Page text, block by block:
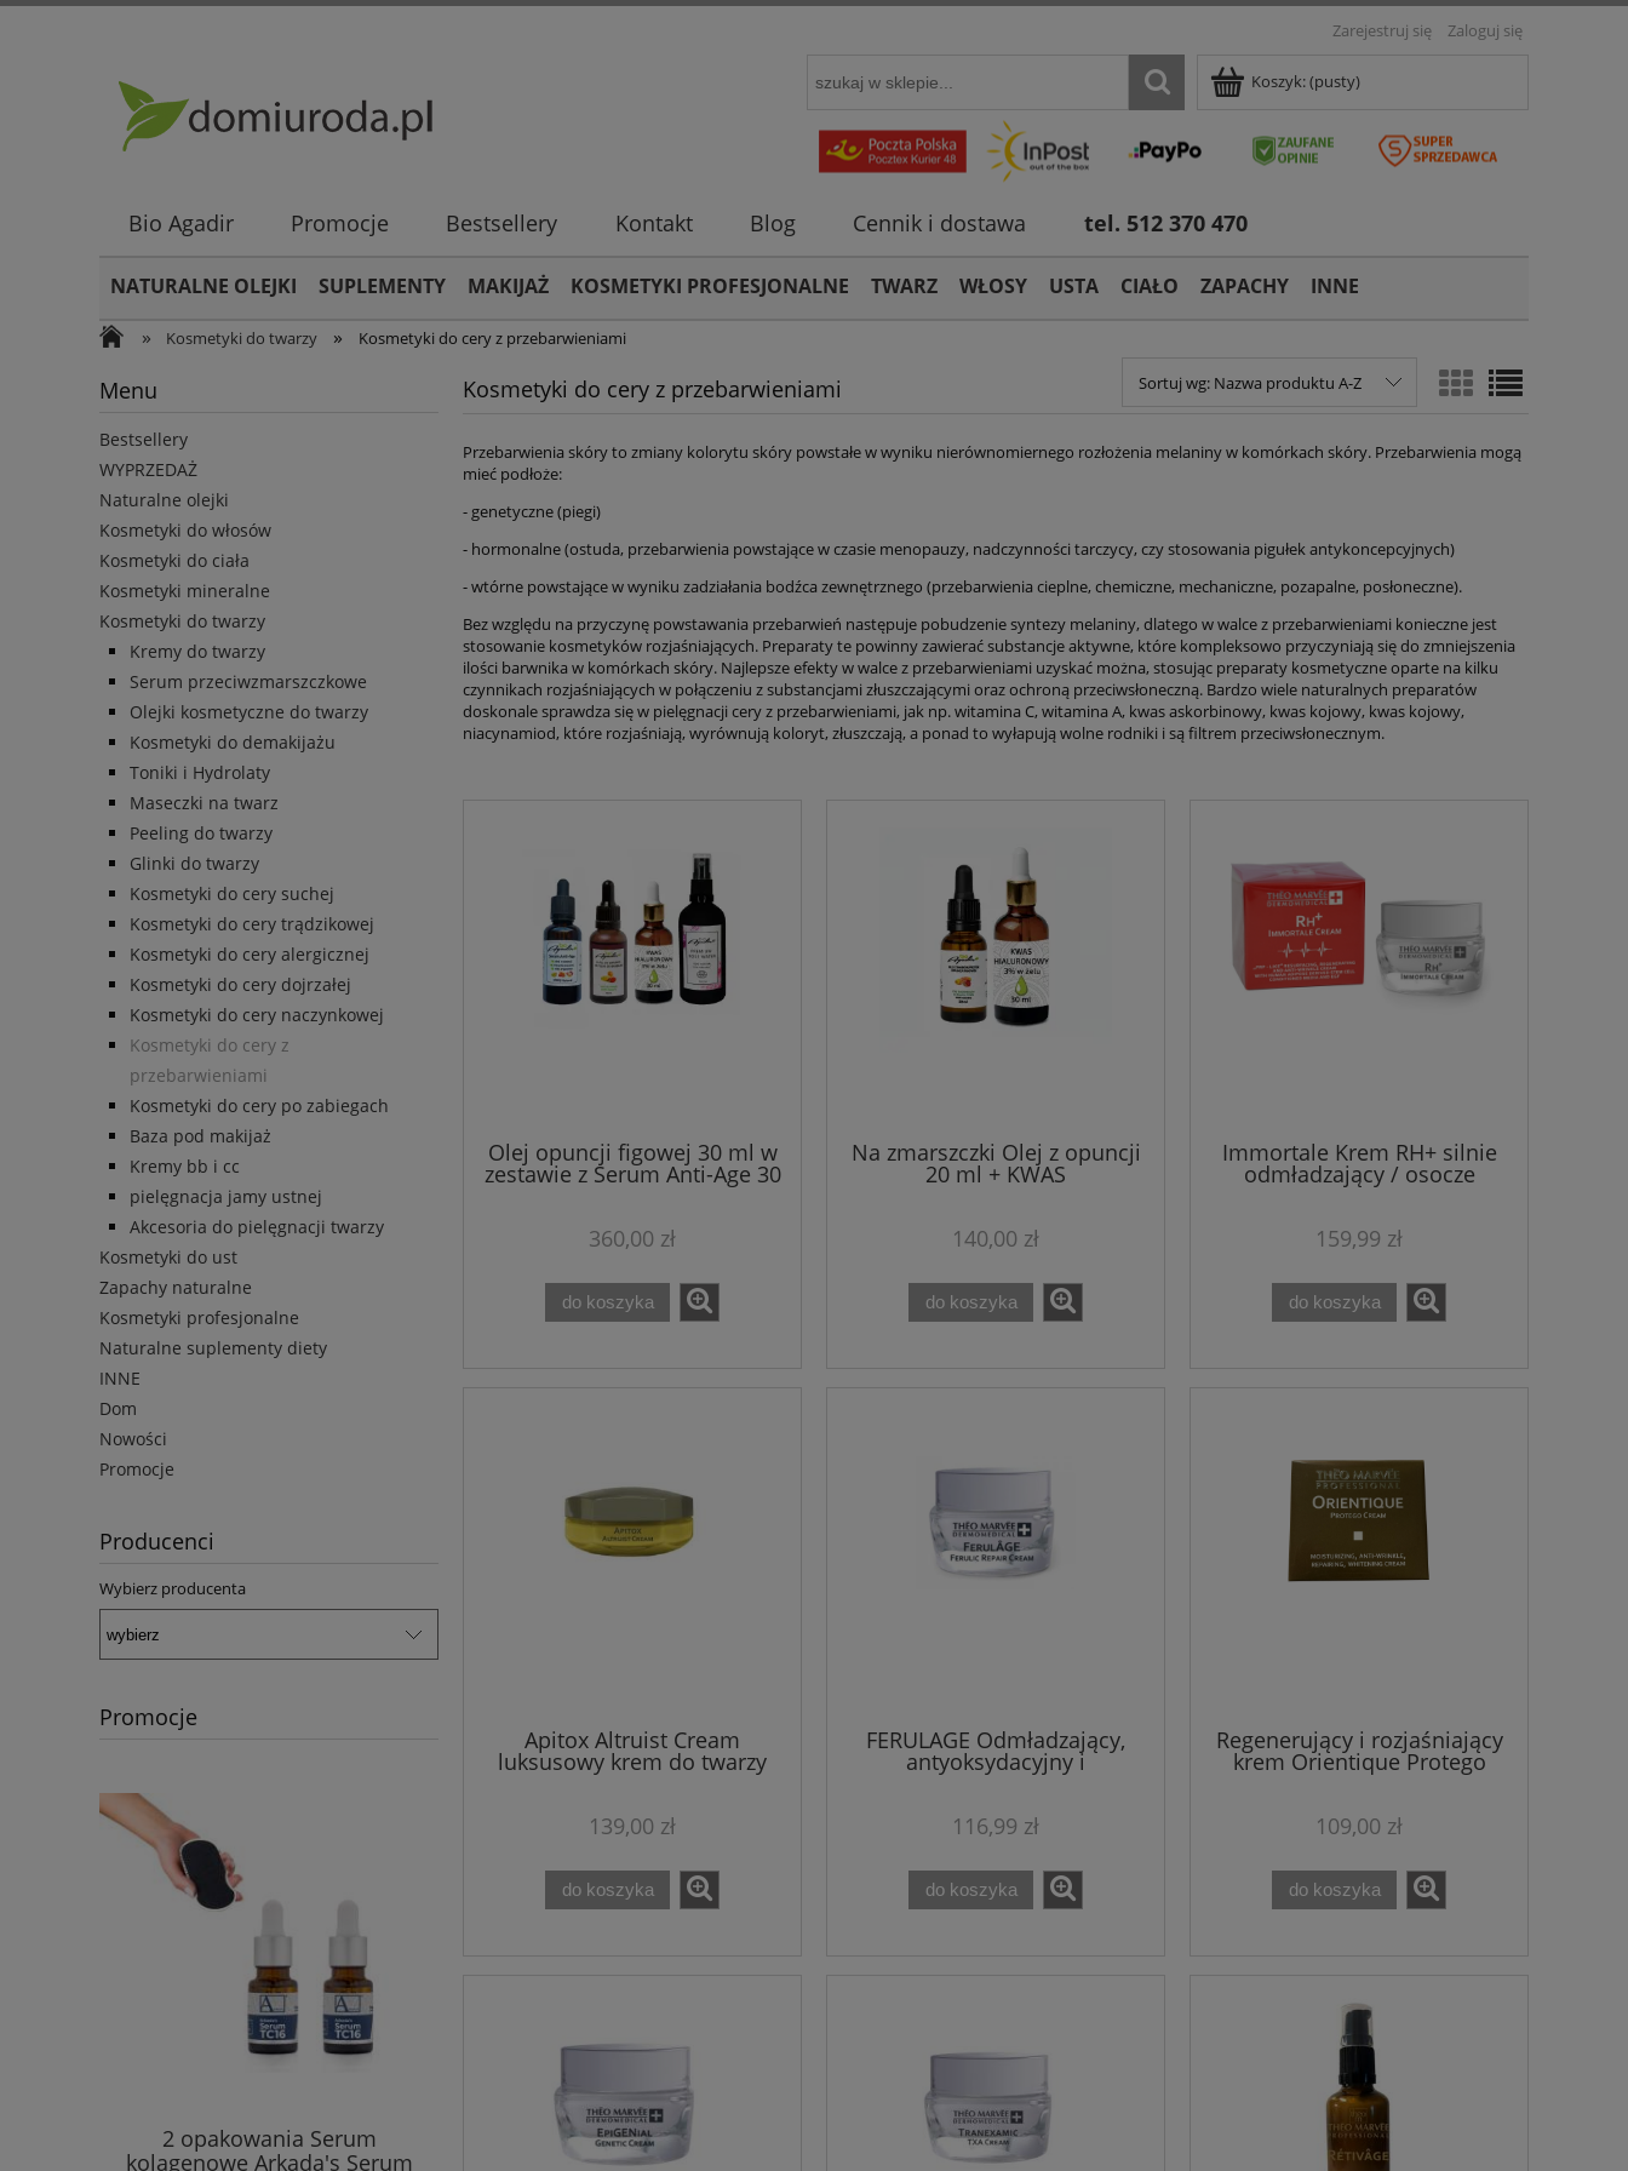
Zarejestruj się Zaloguj się
Koszyk:(pusty)
Bio Agadir Promocje Bestsellery Kontakt Blog Cennik i dostawa tel. 512 370 470
NATURALNE OLEJKI SUPLEMENTY MAKIJAŻ KOSMETYKI PROFESJONALNE TWARZ WŁOSY USTA CIAŁO ZAPACHY
INNE
»
Kosmetyki do twarzy » Kosmetyki do cery z przebarwieniami
Menu
Bestsellery
WYPRZEDAŻ
Naturalne olejki
Kosmetyki do włosów
Kosmetyki do ciała
Kosmetyki mineralne
Kosmetyki do twarzy
Kremy do twarzy
Serum przeciwzmarszczkowe
Olejki kosmetyczne do twarzy
Kosmetyki do demakijażu
Toniki i Hydrolaty
Maseczki na twarz
Peeling do twarzy
Glinki do twarzy
Kosmetyki do cery suchej
Kosmetyki do cery trądzikowej
Kosmetyki do cery alergicznej
Kosmetyki do cery dojrzałej
Kosmetyki do cery naczynkowej
Kosmetyki do cery z
przebarwieniami
Kosmetyki do cery po zabiegach
Baza pod makijaż
Kremy bb i cc
pielęgnacja jamy ustnej
Akcesoria do pielęgnacji twarzy
Kosmetyki do ust
Zapachy naturalne
Kosmetyki profesjonalne
Naturalne suplementy diety
INNE
Dom
Nowości
Promocje
Producenci
Wybierz producenta
Promocje
2 opakowania Serum
kolagenowe Arkada's Serum
Theo Marvee CAVIARISTE krem
na noc, krem na dzień, krem pod
Zestaw Earthnicity - Podkład
mineralny + pędzel + puder
Earthnicity Zestaw Startowy
kosmetyków mineralnych
Kosmetyki do cery z przebarwieniami Sortuj wg: Nazwa produktu A-Z
Przebarwienia skóry to zmiany kolorytu skóry powstałe w wyniku nierównomiernego rozłożenia melaniny w komórkach skóry. Przebarwienia mogą
mieć podłoże:
- genetyczne (piegi)
- hormonalne (ostuda, przebarwienia powstające w czasie menopauzy, nadczynności tarczycy, czy stosowania pigułek antykoncepcyjnych)
- wtórne powstające w wyniku zadziałania bodźca zewnętrznego (przebarwienia cieplne, chemiczne, mechaniczne, pozapalne, posłoneczne).
Bez względu na przyczynę powstawania przebarwień następuje pobudzenie syntezy melaniny, dlatego w walce z przebarwieniami konieczne jest
stosowanie kosmetyków rozjaśniających. Preparaty te powinny zawierać substancje aktywne, które kompleksowo przyczyniają się do zmniejszenia
ilości barwnika w komórkach skóry. Najlepsze efekty w walce z przebarwieniami uzyskać można, stosując preparaty kosmetyczne oparte na kilku
czynnikach rozjaśniających w połączeniu z substancjami złuszczającymi oraz ochroną przeciwsłoneczną. Bardzo wiele naturalnych preparatów
doskonale sprawdza się w pielęgnacji cery z przebarwieniami, jak np. witamina C, witamina A, kwas askorbinowy, kwas kojowy, kwas kojowy,
niacynamiod, które rozjaśniają, wyrównują koloryt, złuszczają, a ponad to wyłapują wolne rodniki i są filtrem przeciwsłonecznym.
Olej opuncji figowej 30 ml w
zestawie z Serum Anti-Age 30
ml, kwas hialuronowy + woda
360,00 zł
do koszyka
Na zmarszczki Olej z opuncji
20 ml + KWAS
140,00 zł
do koszyka
Immortale Krem RH+ silnie
odmładzający / osocze
bogatopłytkowe Theo Marvee
159,99 zł
do koszyka
Apitox Altruist Cream
luksusowy krem do twarzy
Theo Marvee 50 ml
139,00 zł
do koszyka
FERULAGE Odmładzający,
antyoksydacyjny i
rozjaśniający krem 50 ml
116,99 zł
do koszyka
Regenerujący i rozjaśniający
krem Orientique Protego
krem Theo Marvee 50 ml
109,00 zł
do koszyka